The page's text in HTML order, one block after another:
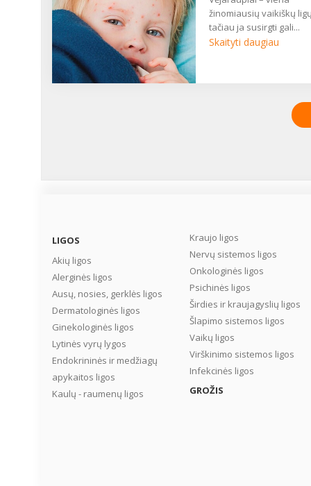
žinomiausių vaikiškų
tačiau ja susirgti gali...
Skaityti daugiau
LIGOS
Akių ligos
Alerginės ligos
Ausų, nosies, gerklės ligos
Dermatologinės ligos
Ginekologinės ligos
Lytinės vyrų lygos
Endokrininės ir medžiagų
apykaitos ligos
Kaulų - raumenų ligos
Kraujo ligos
Nervų sistemos ligos
Onkologinės ligos
Psichinės ligos
Širdies ir kraujagyslių ligos
Šlapimo sistemos ligos
Vaikų ligos
Virškinimo sistemos ligos
Infekcinės ligos
GROŽIS